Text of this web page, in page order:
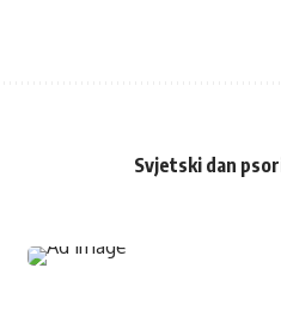
Svjetski dan